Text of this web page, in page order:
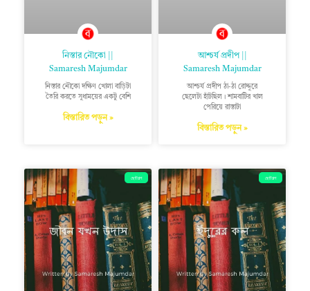
নিস্তার নৌকো ||
Samaresh Majumdar
নিস্তার নৌকো দক্ষিণ খোলা বাড়িটা
তৈরি করতে সুধাময়ের একটু বেশি
বিস্তারিত পড়ুন »
আশ্চর্য প্রদীপ ||
Samaresh Majumdar
আশ্চর্য প্রদীপ ঠা-ঠা রোদ্দুরে
ছেলেটা হাঁটছিল। শামবাটির খাল
পেরিয়ে রাস্তাটা
বিস্তারিত পড়ুন »
ছোটগল্প ছোটগল্প